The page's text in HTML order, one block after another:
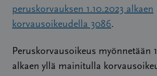
peruskorvauksen 1.10.2023 alkaen
korvausoikeudella 3086.
Peruskorvausoikeus myönnetään
alkaen yllä mainitulla